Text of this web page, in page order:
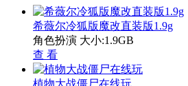
希薇尔冷狐版魔改直装版1.9g
角色扮演 大小:1.9GB
查 看
植物大战僵尸在线玩